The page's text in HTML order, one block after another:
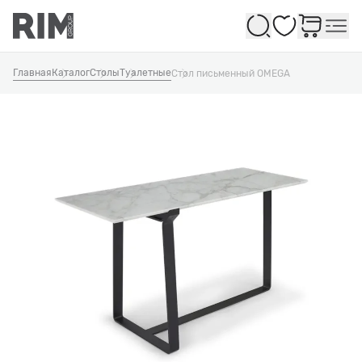
Избранное
Главная КаталогСтолыТуалетныеСтол письменный OMEGA